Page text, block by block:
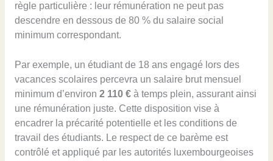
règle particulière : leur rémunération ne peut pas
descendre en dessous de 80 % du salaire social
minimum correspondant.
Par exemple, un étudiant de 18 ans engagé lors des
vacances scolaires percevra un salaire brut mensuel
minimum d’environ 2 110 €à temps plein, assurant ainsi
une rémunération juste. Cette disposition vise à
encadrer la précarité potentielle et les conditions de
travail des étudiants. Le respect de ce barème est
contrôlé et appliqué par les autorités luxembourgeoises